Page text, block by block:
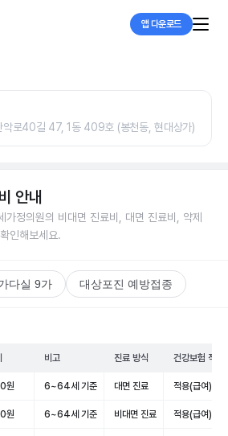
앱 다운로드
악로40길 47, 1동 409호 (봉천동, 현대상가)
안내
가정의원의 비대면 진료비, 대면 진료비, 약제
인해보세요.
다실 9가 대상포진 예방접종
비고 진료 방식 건강보험 적용
원 6~64세 기준 대면 진료 적용(급여)
원 6~64세 기준 비대면 진료 적용(급여)